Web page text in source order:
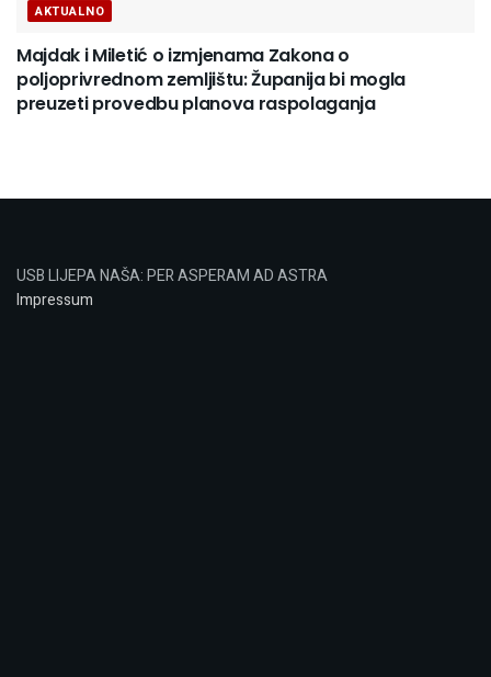
AKTUALNO
Majdak i Miletić o izmjenama Zakona o
poljoprivrednom zemljištu: Županija bi mogla
preuzeti provedbu planova raspolaganja
USB LIJEPA NAŠA: PER ASPERAM AD ASTRA
Impressum